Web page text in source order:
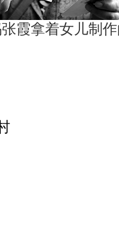
霞拿着女儿制